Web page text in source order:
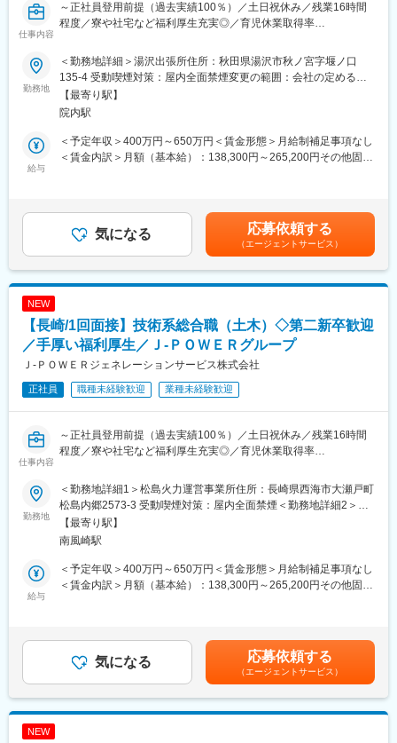
変更の範囲：会社の定める業務
◇平均残業16時間
◇土日祝休み／年間休日123日
◇育児休業取得率100％（2024年度実績）
＊社員の健康と充実した生活に配慮した生産性の高い職場の実現
のために「時間外労働、有給取得の見える化」や「No残業デーの
更なる徹底」など会社全体として取り組みをしております。
■当社の魅力について：
◎ 手厚い福利厚生
教育・研修制度を通じて、着実なキャリアアップを支援します。
（1） 資格取得向け外部講習は上限なく会社負担。平日の研修も
担。
（4） 各拠点の合格者である先輩が、試験傾向や面接対策まで手
厚くサポート。
◎ J-POWERグループの安定性
火力発電所の副産物をセメント原料や肥料として活用するなど、
環境配慮型の循環社会を目指した事業を展開しています。
変更の範囲：会社の定める業務
仕事内容
～正社員登用前提（過去実績100％）／土日祝休み／残業16時間
程度／寮や社宅など福利厚生充実◎／育児休業取得率
備運営のすべてを担う会社です／プライム上場で日本有数の電力
会社である電源開発株式会社の100％子会社～
■業務概要：
同社の管理する火力発電プラントの土木関係の点検・保守計画の
立案から、補修・新設工事の管理・実施、関係部署・機関との調
整を担当します。
・火力発電所の建築設備に係る技術総括及び社内外調整
・火力運営事業所技術支援
▼9:00修繕作業対応等
▼13:00各自スケジュール管理による、デスクワーク、各種資料作
成
▼17:00頃 退社
◇平均残業16時間
◇土日祝休み／年間休日123日
◇育児休業取得率100％（2024年度実績）
＊社員の健康と充実した生活に配慮した生産性の高い職場の実現
のために「時間外労働、有給取得の見える化」や「No残業デーの
更なる徹底」など会社全体として取り組みをしております。
■当社の魅力について：
◎ 手厚い福利厚生
教育・研修制度を通じて、着実なキャリアアップを支援します。
（1） 資格取得向け外部講習は上限なく会社負担。平日の研修も
担。
勤務地
＜勤務地詳細＞湯沢出張所住所：秋田県湯沢市秋ノ宮字堰ノ口
135-4 受動喫煙対策：屋内全面禁煙変更の範囲：会社の定める事
業所
【最寄り駅】
院内駅
給与
＜予定年収＞400万円～650万円＜賃金形態＞月給制補足事項なし
＜賃金内訳＞月額（基本給）：138,300円～265,200円その他固定
名：680万円・40歳扶養2名：810万円※1.上記年収は本店勤務にて
試算、残業手当21H/円を含む※2.社宅、寮、借上げ社宅はモデル年
収に含まれません。賃金はあくまでも目安の金額であり、選考を
通じて上下する可能性があります。月給(月額)は固定手当を含めた
表記です。
気になる 応募依頼する
（エージェントサービス）
NEW
【長崎/1回面接】技術系総合職（土木）◇第二新卒歓迎
／手厚い福利厚生／Ｊ‐ＰＯＷＥＲグループ
Ｊ‐ＰＯＷＥＲジェネレーションサービス株式会社
正社員 職種未経験歓迎 業種未経験歓迎
仕事内容
～正社員登用前提（過去実績100％）／土日祝休み／残業16時間
程度／寮や社宅など福利厚生充実◎／育児休業取得率
備運営のすべてを担う会社です／プライム上場で日本有数の電力
会社である電源開発株式会社の100％子会社～
■業務概要：
同社の管理する火力発電プラントの土木関係の点検・保守計画の
立案から、補修・新設工事の管理・実施、関係部署・機関との調
整を担当します。
・火力発電所の建築設備に係る技術総括及び社内外調整
・火力運営事業所技術支援
勤務地
＜勤務地詳細1＞松島火力運営事業所住所：長崎県西海市大瀬戸町
松島内郷2573-3 受動喫煙対策：屋内全面禁煙＜勤務地詳細2＞松
浦火力運営事業所住所：長崎県松浦市志佐町白浜免字瀬崎458-1
受動喫煙対策：屋内全面禁煙変更の範囲：会社の定める事業所
【最寄り駅】
南風崎駅
給与
＜予定年収＞400万円～650万円＜賃金形態＞月給制補足事項なし
＜賃金内訳＞月額（基本給）：138,300円～265,200円その他固定
名：680万円・40歳扶養2名：810万円※1.上記年収は本店勤務にて
試算、残業手当21H/円を含む※2.社宅、寮、借上げ社宅はモデル年
収に含まれません。賃金はあくまでも目安の金額であり、選考を
通じて上下する可能性があります。月給(月額)は固定手当を含めた
表記です。
気になる 応募依頼する
（エージェントサービス）
NEW